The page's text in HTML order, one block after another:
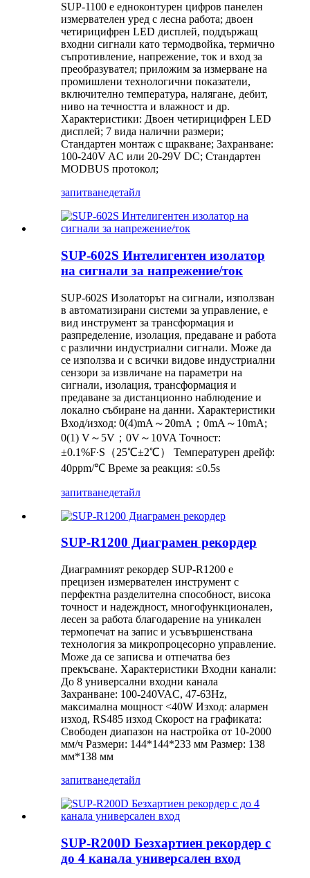
SUP-1100 е едноконтурен цифров панелен
измервателен уред с лесна работа; двоен
четирицифрен LED дисплей, поддържащ
входни сигнали като термодвойка, термично
съпротивление, напрежение, ток и вход за
преобразувател; приложим за измерване на
промишлени технологични показатели,
включително температура, налягане, дебит,
ниво на течността и влажност и др.
Характеристики: Двоен четирицифрен LED
дисплей; 7 вида налични размери;
Стандартен монтаж с щракване; Захранване:
100-240V AC или 20-29V DC; Стандартен
MODBUS протокол;
запитванедетайл
SUP-602S Интелигентен изолатор
на сигнали за напрежение/ток
SUP-602S Изолаторът на сигнали, използван
в автоматизирани системи за управление, е
вид инструмент за трансформация и
разпределение, изолация, предаване и работа
с различни индустриални сигнали. Може да
се използва и с всички видове индустриални
сензори за извличане на параметри на
сигнали, изолация, трансформация и
предаване за дистанционно наблюдение и
локално събиране на данни. Характеристики
Вход/изход: 0(4)mA～20mA；0mA～10mA;
0(1) V～5V；0V～10VA Точност:
±0.1%F∙S（25℃±2℃） Температурен дрейф:
40ppm/℃ Време за реакция: ≤0.5s
запитванедетайл
SUP-R1200 Диаграмен рекордер
Диаграмният рекордер SUP-R1200 е
прецизен измервателен инструмент с
перфектна разделителна способност, висока
точност и надеждност, многофункционален,
лесен за работа благодарение на уникален
термопечат на запис и усъвършенствана
технология за микропроцесорно управление.
Може да се записва и отпечатва без
прекъсване. Характеристики Входни канали:
До 8 универсални входни канала
Захранване: 100-240VAC, 47-63Hz,
максимална мощност <40W Изход: алармен
изход, RS485 изход Скорост на графиката:
Свободен диапазон на настройка от 10-2000
мм/ч Размери: 144*144*233 мм Размер: 138
мм*138 мм
запитванедетайл
SUP-R200D Безхартиен рекордер с
до 4 канала универсален вход